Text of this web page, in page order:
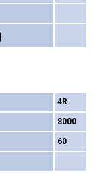
4R
8000
60